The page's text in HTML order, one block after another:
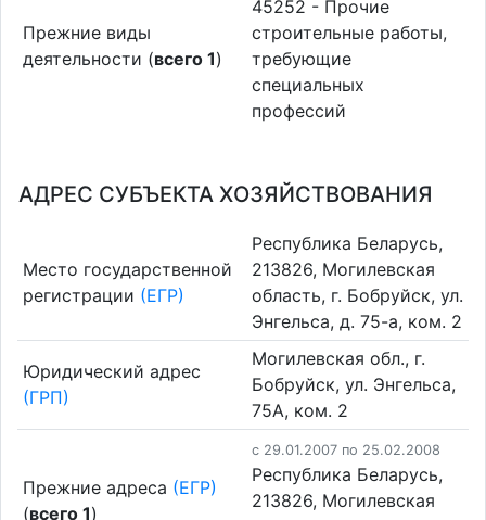
Прежние виды
деятельности (всего 1)
45252 - Прочие
строительные работы,
требующие
специальных
профессий
АДРЕС СУБЪЕКТА ХОЗЯЙСТВОВАНИЯ
Место государственной
регистрации (ЕГР)
Республика Беларусь,
213826, Могилевская
область, г. Бобруйск, ул.
Энгельса, д. 75-а, ком. 2
Юридический адрес
(ГРП)
Могилевская обл., г.
Бобруйск, ул. Энгельса,
75А, ком. 2
Прежние адреса (ЕГР)
(всего 1)
c 29.01.2007 по 25.02.2008
Республика Беларусь,
213826, Могилевская